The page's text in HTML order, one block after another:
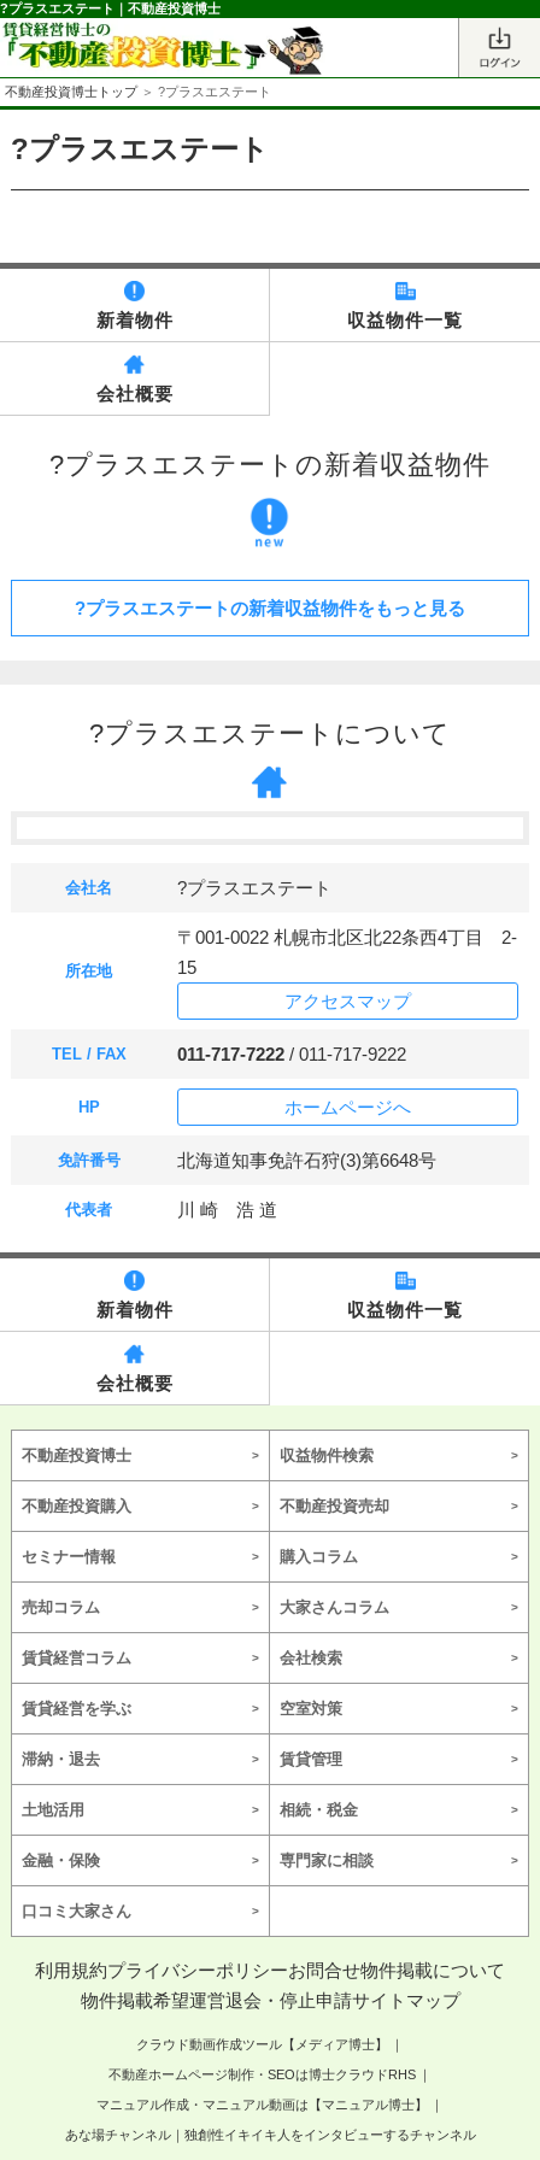
?プラスエステート｜不動産投資博士
不動産投資博士トップ＞ ?プラスエステート
?プラスエステート
新着物件 収益物件一覧
会社概要
?プラスエステートの新着収益物件
?プラスエステートの新着収益物件をもっと見る
?プラスエステートについて
会社名 ?プラスエステート
所在地
〒001-0022 札幌市北区北22条西4丁目 2-
15
アクセスマップ
TEL / FAX 011-717-7222/ 011-717-9222
HP ホームページへ
免許番号 北海道知事免許石狩(3)第6648号
代表者 川 崎 浩 道
新着物件 収益物件一覧
会社概要
不動産投資博士 収益物件検索
不動産投資購入 不動産投資売却
セミナー情報 購入コラム
売却コラム 大家さんコラム
賃貸経営コラム 会社検索
賃貸経営を学ぶ 空室対策
滞納・退去 賃貸管理
土地活用 相続・税金
金融・保険 専門家に相談
口コミ大家さん
利用規約プライバシーポリシーお問合せ物件掲載について
物件掲載希望運営退会・停止申請サイトマップ
クラウド動画作成ツール【メディア博士】
不動産ホームページ制作・SEOは博士クラウドRHS
マニュアル作成・マニュアル動画は【マニュアル博士】
あな場チャンネル｜独創性イキイキ人をインタビューするチャンネル